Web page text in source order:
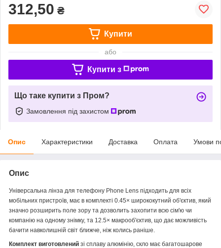
312,50 ₴
Купити
або
Купити з
Що таке купити з Пром?
Замовлення під захистом
Опис Характеристики Доставка Оплата Умови
Опис
Універсальна лінза для телефону Phone Lens підходить для всіх
мобільних пристроїв, має в комплекті 0.45× ширококутний об'єктив, який
значно розширить поле зору та дозволить захопити всю сім'ю чи
компанію на одному знімку, та 12.5× макрооб'єктив, що дає можливість
бачити навколишній світ ближче, ніж колись раніше.
Комплект виготовлений зі сплаву алюмінію, скло має багатошарове